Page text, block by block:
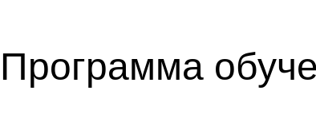
Программа